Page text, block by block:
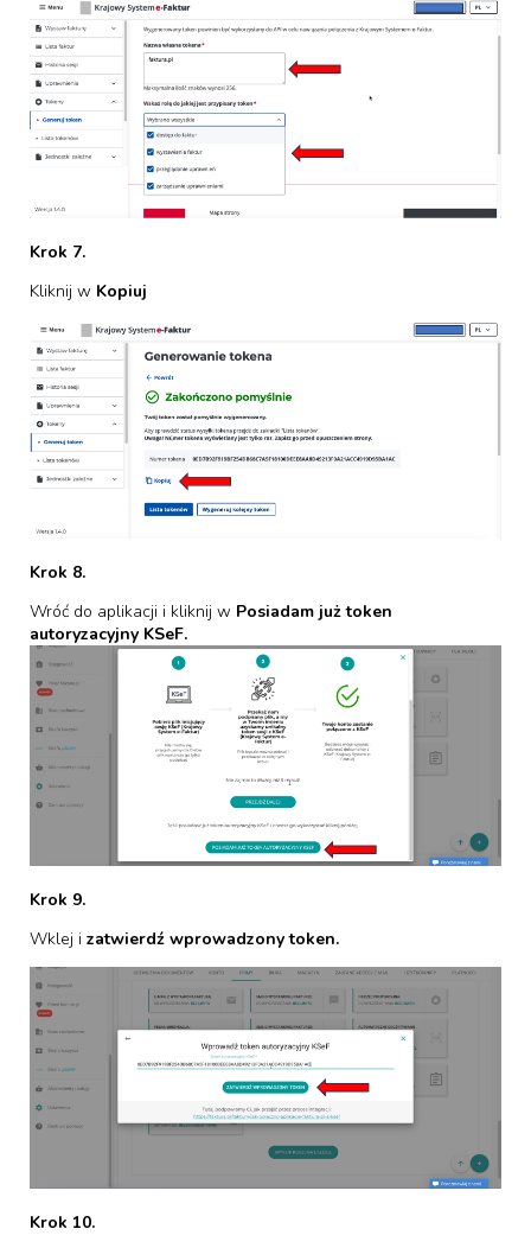
Krok 7.
Kliknij w Kopiuj
Krok 8.
Wróć do aplikacji i kliknij w Posiadam już token
autoryzacyjny KSeF.
Krok 9.
Wklej i zatwierdź wprowadzony token.
Krok 10.